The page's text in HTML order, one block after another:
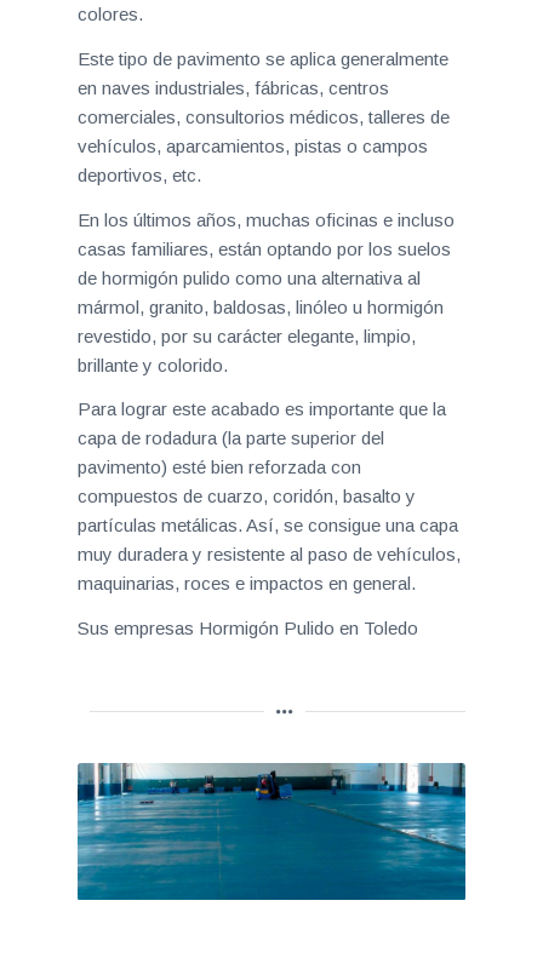
colores.
Este tipo de pavimento se aplica generalmente
en naves industriales, fábricas, centros
comerciales, consultorios médicos, talleres de
vehículos, aparcamientos, pistas o campos
deportivos, etc.
En los últimos años, muchas oficinas e incluso
casas familiares, están optando por los suelos
de hormigón pulido como una alternativa al
mármol, granito, baldosas, linóleo u hormigón
revestido, por su carácter elegante, limpio,
brillante y colorido.
Para lograr este acabado es importante que la
capa de rodadura (la parte superior del
pavimento) esté bien reforzada con
compuestos de cuarzo, coridón, basalto y
partículas metálicas. Así, se consigue una capa
muy duradera y resistente al paso de vehículos,
maquinarias, roces e impactos en general.
Sus empresas Hormigón Pulido en Toledo